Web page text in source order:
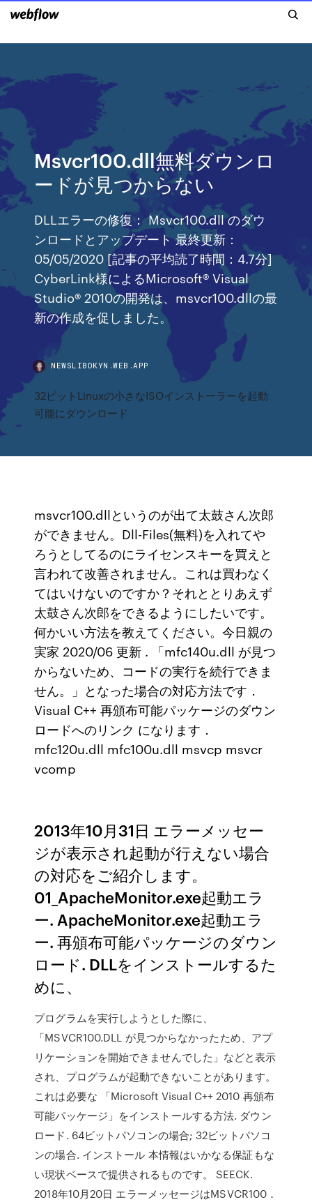
Msvcr100.dll無料ダウンロ
ードが見つからない
DLLエラーの修復： Msvcr100.dll のダウ
ンロードとアップデート 最終更新：
05/05/2020 [記事の平均読了時間：4.7分]
CyberLink様によるMicrosoft® Visual
Studio® 2010の開発は、msvcr100.dllの最
新の作成を促しました。
NEWSLIBDKYN.WEB.APP
32ビットLinuxの小さなISOインストーラーを起動
可能にダウンロード
msvcr100.dllというのが出て太鼓さん次郎
ができません。Dll-Files(無料)を入れてや
ろうとしてるのにライセンスキーを買えと
言われて改善されません。これは買わなく
てはいけないのですか？それととりあえず
太鼓さん次郎をできるようにしたいです。
何かいい方法を教えてください。今日親の
実家 2020/06 更新 . 「mfc140u.dll が見つ
からないため、コードの実行を続行できま
せん。」となった場合の対応方法です．
Visual C++ 再頒布可能パッケージのダウン
ロードへのリンク になります．
mfc120u.dll mfc100u.dll msvcp msvcr
vcomp
2013年10月31日 エラーメッセー
ジが表示され起動が行えない場合
の対応をご紹介します。
01_ApacheMonitor.exe起動エラ
ー. ApacheMonitor.exe起動エラ
ー. 再頒布可能パッケージのダウン
ロード. DLLをインストールするた
めに、
プログラムを実行しようとした際に、
「MSVCR100.DLL が見つからなかったため、アプ
リケーションを開始できませんでした」などと表示
され、プログラムが起動できないことがあります。
これは必要な 「Microsoft Visual C++ 2010 再頒布
可能パッケージ」をインストールする方法. ダウン
ロード. 64ビットパソコンの場合; 32ビットパソコ
ンの場合. インストール 本情報はいかなる保証もな
い現状ベースで提供されるものです。 SEECK.
2018年10月20日 エラーメッセージはMSVCR100．